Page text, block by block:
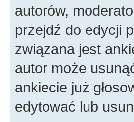
autorów,
przejdź do edycji
związana jest
autor może
ankiecie już
edytować lub